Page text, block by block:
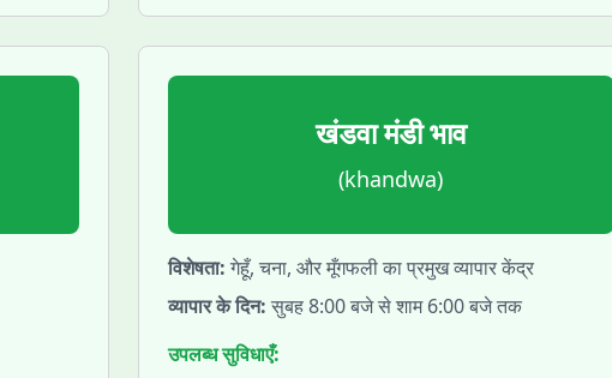
खंडवामंडी भाव
(khandwa)
विशेषता: गेहूँ, चना, और मूँगफली का प्रमुख व्यापार केंद्र
व्यापार के दिन: सुबह 8:00 बजे से शाम 6:00 बजे तक
उपलब्ध सुविधाएँ: